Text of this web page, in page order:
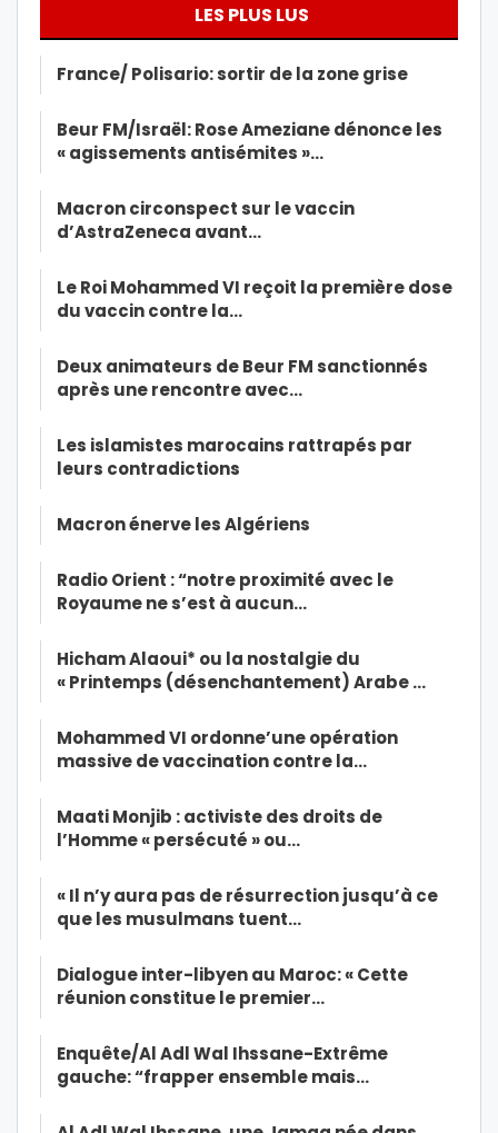
LES PLUS LUS
France/ Polisario: sortir de la zone grise
Beur FM/Israël: Rose Ameziane dénonce les
« agissements antisémites »…
Macron circonspect sur le vaccin
d’AstraZeneca avant…
Le Roi Mohammed VI reçoit la première dose
du vaccin contre la…
Deux animateurs de Beur FM sanctionnés
après une rencontre avec…
Les islamistes marocains rattrapés par
leurs contradictions
Macron énerve les Algériens
Radio Orient : “notre proximité avec le
Royaume ne s’est à aucun…
Hicham Alaoui* ou la nostalgie du
« Printemps (désenchantement) Arabe …
Mohammed VI ordonne’une opération
massive de vaccination contre la…
Maati Monjib : activiste des droits de
l’Homme « persécuté » ou…
« Il n’y aura pas de résurrection jusqu’à ce
que les musulmans tuent…
Dialogue inter-libyen au Maroc: « Cette
réunion constitue le premier…
Enquête/Al Adl Wal Ihssane-Extrême
gauche: “frapper ensemble mais…